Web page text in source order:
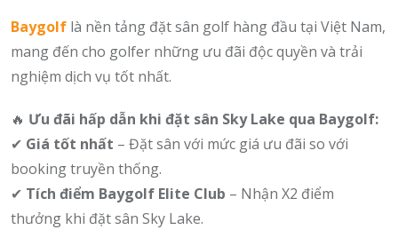
Baygolf là nền tảng đặt sân golf hàng đầu tại Việt Nam,
mang đến cho golfer những ưu đãi độc quyền và trải
nghiệm dịch vụ tốt nhất.
🔥 Ưu đãi hấp dẫn khi đặt sân Sky Lake qua Baygolf:
✔ Giá tốt nhất – Đặt sân với mức giá ưu đãi so với
booking truyền thống.
✔ Tích điểm Baygolf Elite Club – Nhận X2 điểm
thưởng khi đặt sân Sky Lake.